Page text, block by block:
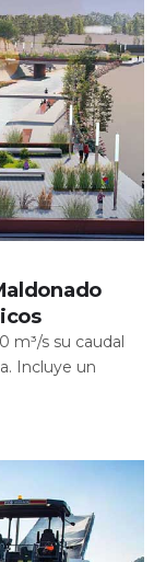
m³/s su caudal
Incluye un